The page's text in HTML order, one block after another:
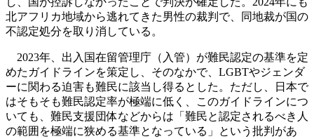
北アフリカ地域から逃れてきた男性の裁判で、同地裁が国の
不認定処分を取り消している。
2023年、出入国在留管理庁（入管）が難民認定の基準を定
めたガイドラインを策定し、そのなかで、LGBTやジェンダ
ーに関わる迫害も難民に該当し得るとした。ただし、日本で
はそもそも難民認定率が極端に低く、このガイドラインにつ
いても、難民支援団体などからは「難民と認定されるべき人
の範囲を極端に狭める基準となっている」という批判があ